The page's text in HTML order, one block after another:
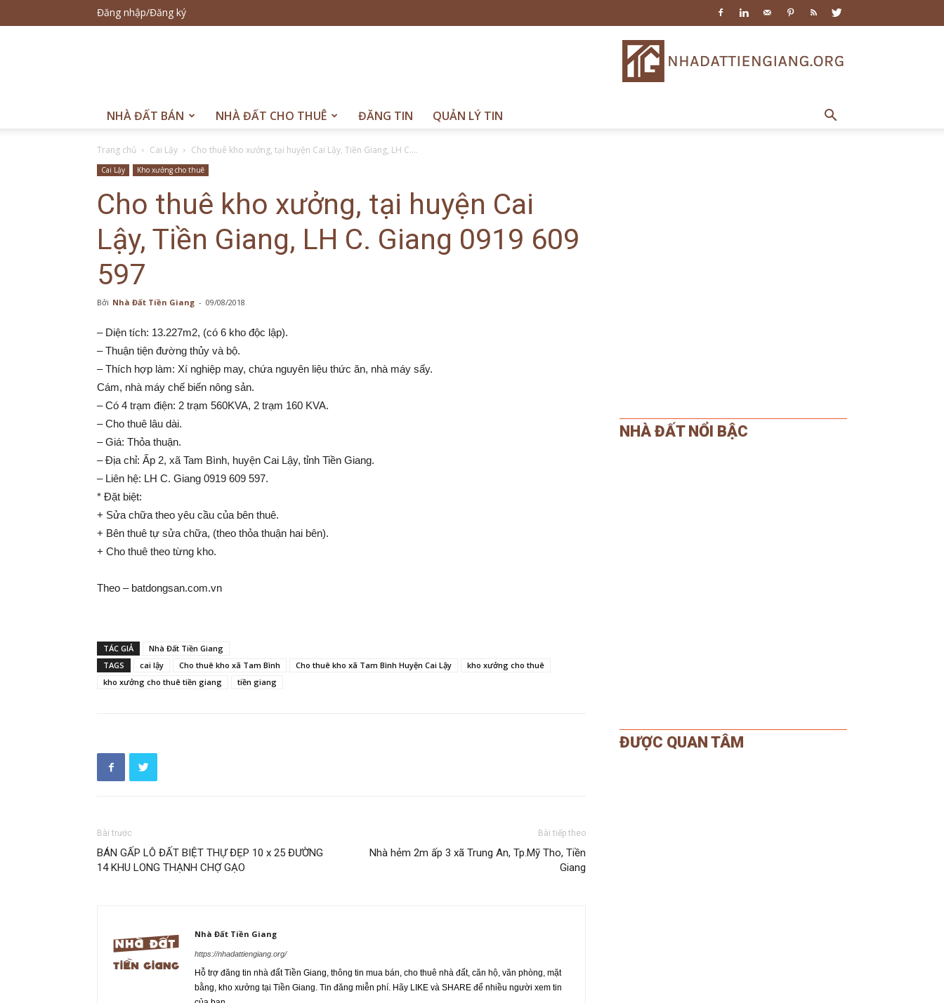
Đăng nhập/Đăng ký
Đất
Tiền
Giang
NHÀ ĐẤT BÁN NHÀ ĐẤT CHO THUÊ ĐĂNG TIN QUẢN LÝ TIN
Trang chủ Cai Lậy Cho thuê kho xưởng, tại huyện Cai Lậy, Tiền Giang, LH C....
Cai Lậy Kho xưởng cho thuê
Cho thuê kho xưởng, tại huyện Cai
Lậy, Tiền Giang, LH C. Giang 0919 609
597
Bởi Nhà Đất Tiền Giang - 09/08/2018
– Diện tích: 13.227m2, (có 6 kho độc lập).
– Thuận tiện đường thủy và bộ.
– Thích hợp làm: Xí nghiệp may, chứa nguyên liệu thức ăn, nhà máy sấy.
Cám, nhà máy chế biến nông sản.
– Có 4 trạm điện: 2 trạm 560KVA, 2 trạm 160 KVA.
– Cho thuê lâu dài.
– Giá: Thỏa thuận.
– Địa chỉ: Ấp 2, xã Tam Bình, huyện Cai Lậy, tỉnh Tiền Giang.
– Liên hệ: LH C. Giang 0919 609 597.
* Đặt biệt:
+ Sửa chữa theo yêu cầu của bên thuê.
+ Bên thuê tự sửa chữa, (theo thỏa thuận hai bên).
+ Cho thuê theo từng kho.
Theo – batdongsan.com.vn
TÁC GIẢ
Nhà Đất Tiền Giang
TAGS
cai lậy Cho thuê kho xã Tam Bình Cho thuê kho xã Tam Bình Huyện Cai Lậy
kho xưởng cho thuê
kho xưởng cho thuê tiền giang
tiền giang
Bài trước
BÁN GẤP LÔ ĐẤT BIỆT THỰ ĐẸP 10 x 25 ĐƯỜNG
14 KHU LONG THẠNH CHỢ GẠO
Bài tiếp theo
Nhà hẻm 2m ấp 3 xã Trung An, Tp.Mỹ Tho, Tiền
Giang
Nhà Đất Tiền Giang
https://nhadattiengiang.org/
Hỗ trợ đăng tin nhà đất Tiền Giang, thông tin mua bán, cho thuê nhà đất, căn hộ, văn phòng, mặt
bằng, kho xưởng tại Tiền Giang. Tin đăng miễn phí. Hãy LIKE và SHARE để nhiều người xem tin
NHÀ ĐẤT NỔI BẬC
ĐƯỢC QUAN TÂM